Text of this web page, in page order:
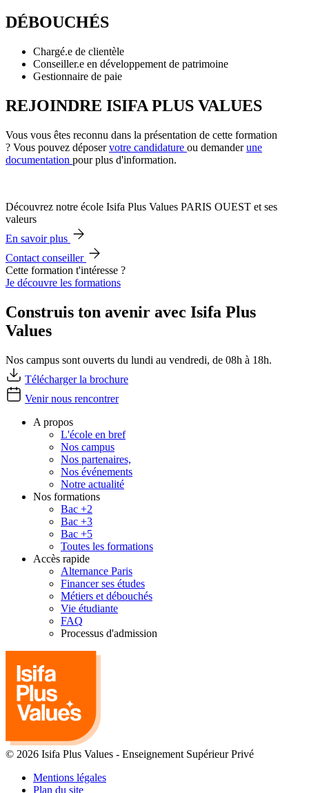
DÉBOUCHÉS
Chargé.e de clientèle
Conseiller.e en développement de patrimoine
Gestionnaire de paie
REJOINDRE ISIFA PLUS VALUES
Vous vous êtes reconnu dans la présentation de cette formation
? Vous pouvez déposervotre candidature ou demanderune
documentation pour plus d'information.
Découvrez notre école Isifa Plus Values PARIS OUEST et ses
valeurs
En savoir plus
Contact conseiller
Cette formation t'intéresse ?
Je découvre les formations
Construis ton avenir avec Isifa Plus
Values
Nos campus sont ouverts du lundi au vendredi, de 08h à 18h.
Télécharger la brochure
Venir nous rencontrer
A propos
L'école en bref
Nos campus
Nos partenaires,
Nos événements
Notre actualité
Nos formations
Bac +2
Bac +3
Bac +5
Toutes les formations
Accès rapide
Alternance Paris
Financer ses études
Métiers et débouchés
Vie étudiante
FAQ
Processus d'admission
© 2026 Isifa Plus Values - Enseignement Supérieur Privé
Mentions légales
Plan du site